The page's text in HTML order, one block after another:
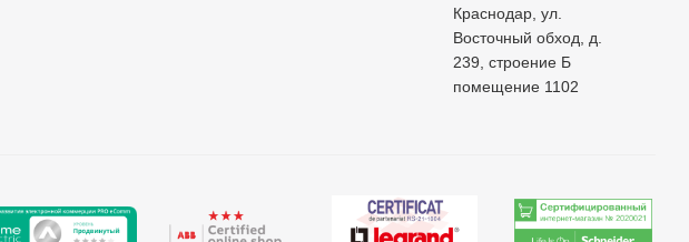
Краснодар, ул.
Восточный обход, д.
239, строение Б
помещение 1102